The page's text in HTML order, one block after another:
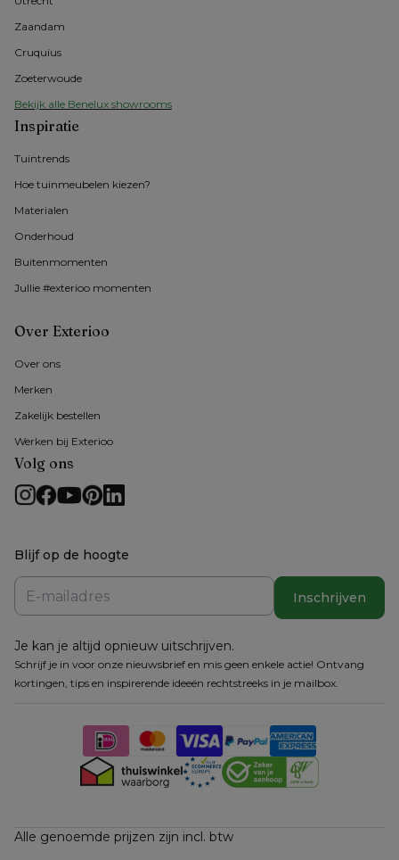
Zaandam
Cruquius
Zoeterwoude
Bekijk alle Benelux showrooms
Inspiratie
Tuintrends
Hoe tuinmeubelen kiezen?
Materialen
Onderhoud
Buitenmomenten
Jullie #exterioo momenten
Over Exterioo
Over ons
Merken
Zakelijk bestellen
Werken bij Exterioo
Volg ons
Blijf op de hoogte
Inschrijven
Je kan je altijd opnieuw uitschrijven.
Schrijf je in voor onze nieuwsbrief en mis geen enkele actie! Ontvang
kortingen, tips en inspirerende ideeën rechtstreeks in je mailbox.
Alle genoemde prijzen zijn incl. btw